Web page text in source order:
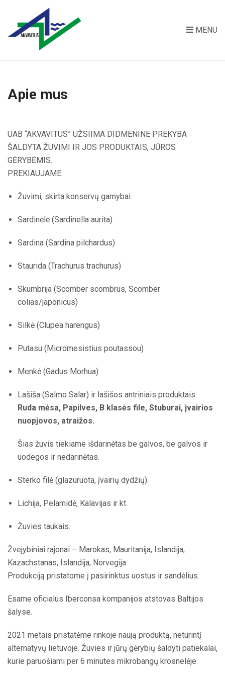
MENU
Apie mus
UAB “AKVAVITUS” UŽSIIMA DIDMENINE PREKYBA
ŠALDYTA ŽUVIMI IR JOS PRODUKTAIS, JŪROS
GĖRYBĖMIS.
PREKIAUJAME:
Žuvimi, skirta konservų gamybai:
Sardinėlė (Sardinella aurita)
Sardina (Sardina pilchardus)
Staurida (Trachurus trachurus)
Skumbrija (Scomber scombrus, Scomber
colias/japonicus)
Silkė (Clupea harengus)
Putasu (Micromesistius poutassou)
Menkė (Gadus Morhua)
Lašiša (Salmo Salar) ir lašišos antriniais produktais:
Ruda mėsa, Papilves, B klasės file, Stuburai, įvairios
nuopjovos, atraižos.
Šias žuvis tiekiame išdarinėtas be galvos, be galvos ir
uodegos ir nedarinėtas.
Sterko filė (glazuruota, įvairių dydžių).
Lichija, Pelamidė, Kalavijas ir kt.
Žuvies taukais.
Žvejybiniai rajonai – Marokas, Mauritanija, Islandija,
Kazachstanas, Islandija, Norvegija.
Produkciją pristatome į pasirinktus uostus ir sandėlius.
Esame oficialus Iberconsa kompanijos atstovas Baltijos
šalyse.
2021 metais pristatėme rinkoje naują produktą, neturintį
alternatyvų lietuvoje. Žuvies ir jūrų gėrybių šaldyti patiekalai,
kurie paruošiami per 6 minutes mikrobangų krosnelėje.